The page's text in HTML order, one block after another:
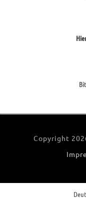
Copyright